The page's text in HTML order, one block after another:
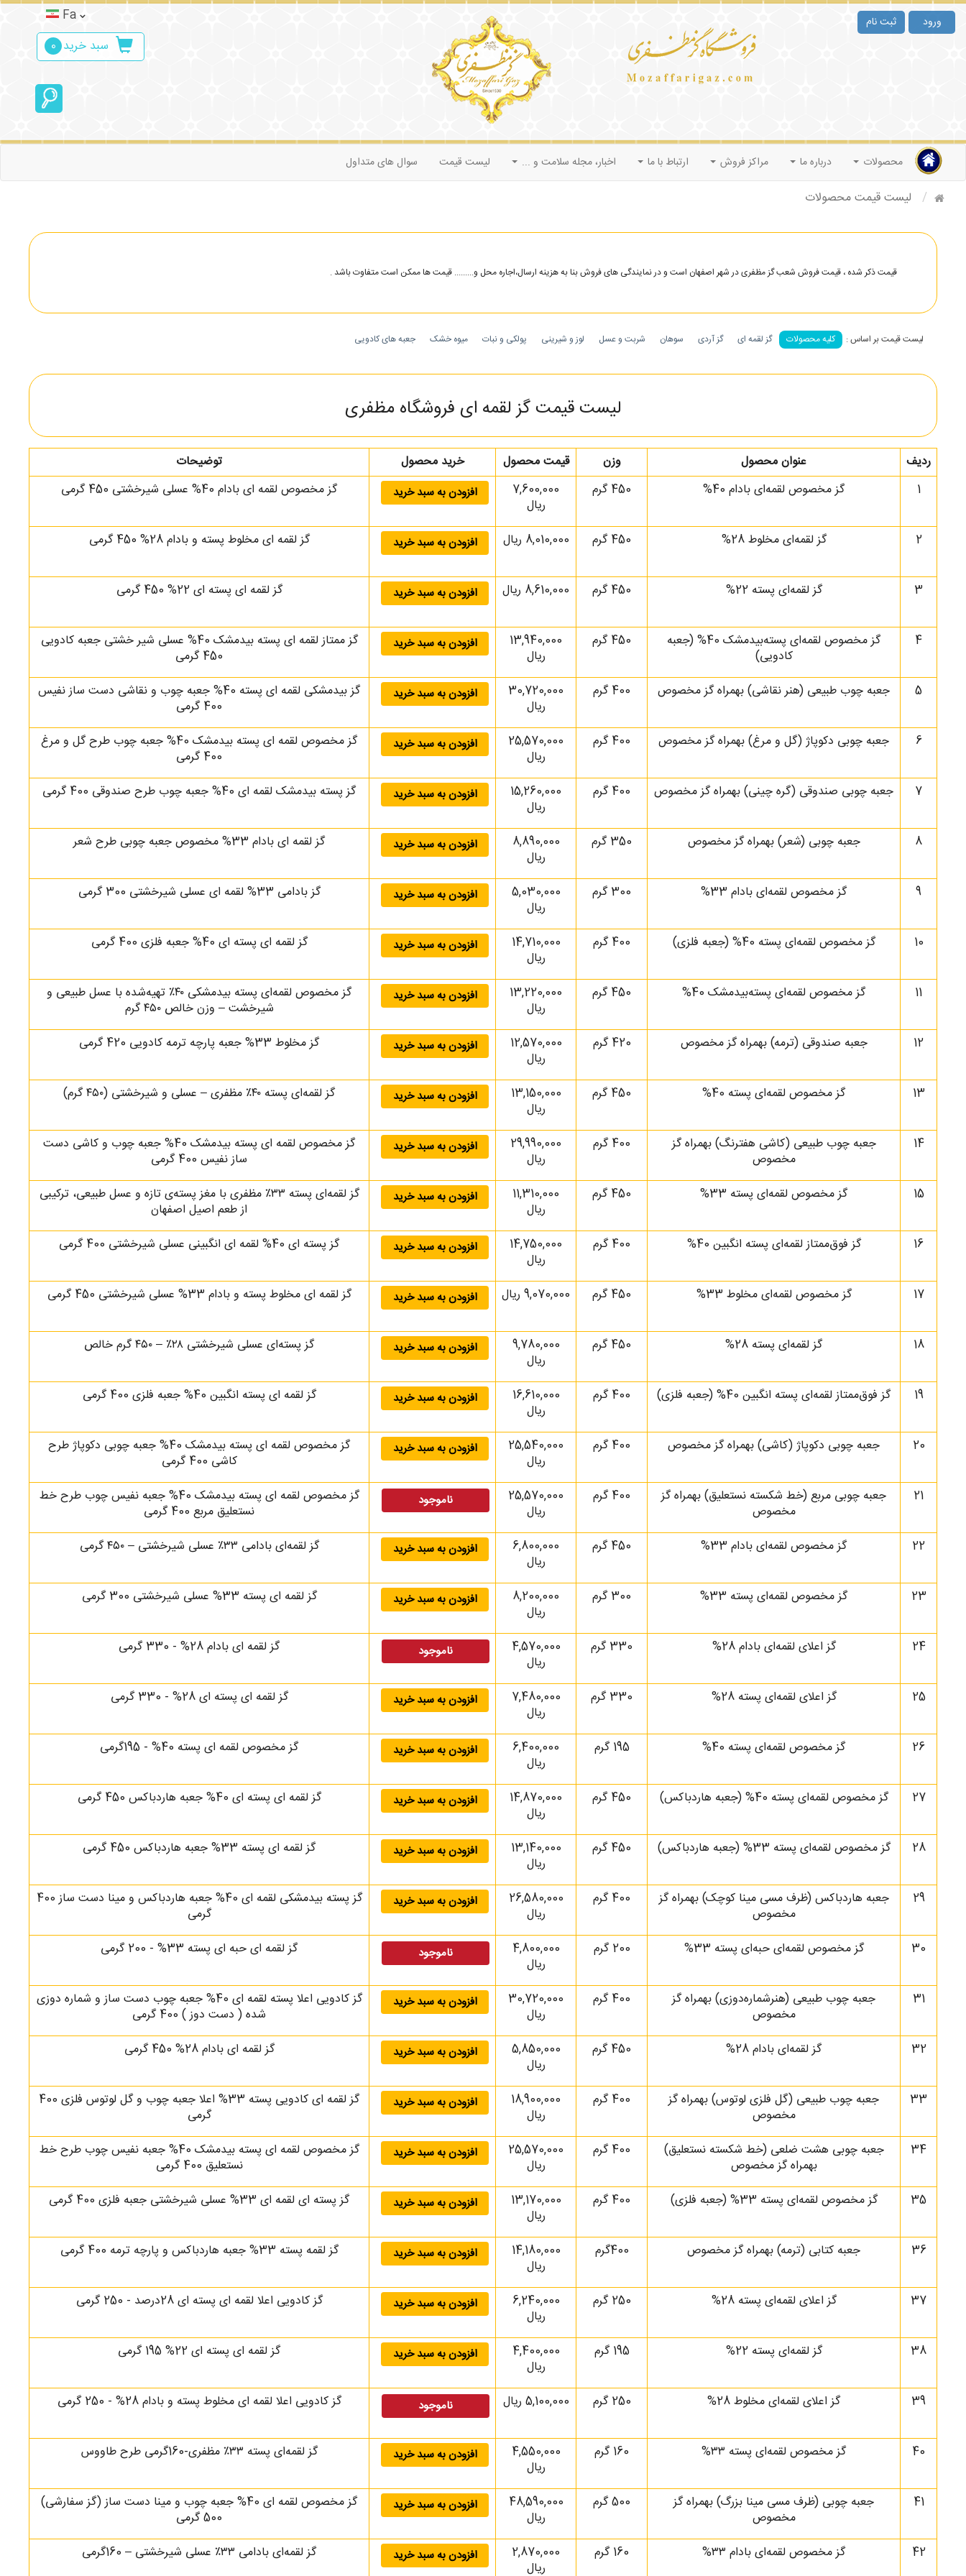
ورود ثبت نام
Fa
سبد خرید 0
محصولات درباره ما مراکز فروش ارتباط با ما اخبار، مجله سلامت و ... لیست قیمت سوال های متداول
لیست قیمت محصولات
قیمت ذکر شده ، قیمت فروش شعب گز مظفری در شهر اصفهان است و در نمایندگی های فروش بنا به هزینه ارسال،اجاره محل و......... قیمت ها ممکن است متفاوت باشد .
کلیه محصولات گز لقمه ای گز آردی سوهان شربت و عسل لوز و شیرینی پولکی و نبات میوه خشک جعبه های کادویی
لیست قیمت گز لقمه ای فروشگاه مظفری
ردیف عنوان محصول وزن قیمت محصول خرید محصول
توضیحات
1
گز مخصوص لقمه‌ای بادام 40% 450 گرم
7,600,000
ریال
افزودن به سبد خرید گز مخصوص لقمه ای بادام 40% عسلی شیرخشتی 450 گرمی
2 گز لقمه‌ای مخلوط 28% 450 گرم 8,010,000 ریال افزودن به سبد خرید گز لقمه ای مخلوط پسته و بادام 28% 450 گرمی
3 گز لقمه‌ای پسته 22% 450 گرم 8,610,000 ریال افزودن به سبد خرید گز لقمه ای پسته ای 22% 450 گرمی
4
گز مخصوص لقمه‌ای پسته‌بیدمشک 40% (جعبه
کادویی)
450 گرم
13,940,000
ریال
افزودن به سبد خرید
گز ممتاز لقمه ای پسته بیدمشک 40% عسلی شیر خشتی جعبه کادویی
450 گرمی
5
جعبه چوب طبیعی (هنر نقاشی) بهمراه گز مخصوص 400 گرم
30,720,000
ریال
افزودن به سبد خرید
گز بیدمشکی لقمه ای پسته 40% جعبه چوب و نقاشی دست ساز نفیس
400 گرمی
6
جعبه چوبی دکوپاژ (گل و مرغ) بهمراه گز مخصوص 400 گرم
25,570,000
ریال
افزودن به سبد خرید
گز مخصوص لقمه ای پسته بیدمشک 40% جعبه چوب طرح گل و مرغ
400 گرمی
7
جعبه چوبی صندوقی (گره چینی) بهمراه گز مخصوص 400 گرم
15,260,000
ریال
افزودن به سبد خرید گز پسته بیدمشک لقمه ای 40% جعبه چوب طرح صندوقی 400 گرمی
8 جعبه چوبی (شعر) بهمراه گز مخصوص 350 گرم
8,890,000
ریال
افزودن به سبد خرید گز لقمه ای بادام 33% مخصوص جعبه چوبی طرح شعر
9 گز مخصوص لقمه‌ای بادام 33% 300 گرم
5,030,000
ریال
افزودن به سبد خرید گز بادامی 33% لقمه ای عسلی شیرخشتی 300 گرمی
10 گز مخصوص لقمه‌ای پسته 40% (جعبه فلزی) 400 گرم
14,710,000
ریال
افزودن به سبد خرید گز لقمه ای پسته ای 40% جعبه فلزی 400 گرمی
11 گز مخصوص لقمه‌ای پسته‌بیدمشک 40% 450 گرم
13,220,000
ریال
افزودن به سبد خرید
گز مخصوص لقمه‌ای پسته بیدمشکی ۴۰٪ تهیه‌شده با عسل طبیعی و
شیرخشت – وزن خالص ۴۵۰ گرم
12
جعبه صندوقی (ترمه) بهمراه گز مخصوص 420 گرم
12,570,000
ریال
افزودن به سبد خرید گز مخلوط 33% جعبه پارچه ترمه کادویی 420 گرمی
13 گز مخصوص لقمه‌ای پسته 40% 450 گرم
13,150,000
ریال
افزودن به سبد خرید گز لقمه‌ای پسته ۴۰٪ مظفری – عسلی و شیرخشتی (۴۵۰ گرم)
14
جعبه چوب طبیعی (کاشی هفترنگ) بهمراه گز
مخصوص
400 گرم
29,990,000
ریال
افزودن به سبد خرید
گز مخصوص لقمه ای پسته بیدمشک 40% جعبه چوب و کاشی دست
ساز نفیس 400 گرمی
15
گز مخصوص لقمه‌ای پسته 33% 450 گرم
11,310,000
ریال
افزودن به سبد خرید
گز لقمه‌ای پسته ۳۳٪ مظفری با مغز پسته‌ی تازه و عسل طبیعی، ترکیبی
از طعم اصیل اصفهان
16
گز فوق‌ممتاز لقمه‌ای پسته انگبین 40% 400 گرم
14,750,000
ریال
افزودن به سبد خرید گز پسته ای 40% لقمه ای انگبینی عسلی شیرخشتی 400 گرمی
17 گز مخصوص لقمه‌ای مخلوط 33% 450 گرم 9,070,000 ریال افزودن به سبد خرید گز لقمه ای مخلوط پسته و بادام 33% عسلی شیرخشتی 450 گرمی
18 گز لقمه‌ای پسته 28% 450 گرم
9,780,000
ریال
افزودن به سبد خرید گز پسته‌ای عسلی شیرخشتی ۲۸٪ – ۴۵۰ گرم خالص
19 گز فوق‌ممتاز لقمه‌ای پسته انگبین 40% (جعبه فلزی) 400 گرم
16,610,000
ریال
افزودن به سبد خرید گز لقمه ای پسته انگبین 40% جعبه فلزی 400 گرمی
20 جعبه چوبی دکوپاژ (کاشی) بهمراه گز مخصوص 400 گرم
25,540,000
ریال
افزودن به سبد خرید
گز مخصوص لقمه ای پسته بیدمشک 40% جعبه چوبی دکوپاژ طرح
کاشی 400 گرمی
21
جعبه چوبی مربع (خط شکسته نستعلیق) بهمراه گز
مخصوص
400 گرم
25,570,000
ریال
ناموجود
گز مخصوص لقمه ای پسته بیدمشک 40% جعبه نفیس چوب طرح خط
نستعلیق مربع 400 گرمی
22
گز مخصوص لقمه‌ای بادام 33% 450 گرم
6,800,000
ریال
افزودن به سبد خرید گز لقمه‌ای بادامی ۳۳٪ عسلی شیرخشتی – ۴۵۰ گرمی
23 گز مخصوص لقمه‌ای پسته 33% 300 گرم
8,200,000
ریال
افزودن به سبد خرید گز لقمه ای پسته 33% عسلی شیرخشتی 300 گرمی
24 گز اعلای لقمه‌ای بادام 28% 330 گرم
4,570,000
ریال
ناموجود گز لقمه ای بادام 28% - 330 گرمی
25 گز اعلای لقمه‌ای پسته 28% 330 گرم
7,480,000
ریال
افزودن به سبد خرید گز لقمه ای پسته ای 28% - 330 گرمی
26 گز مخصوص لقمه‌ای پسته‌ 40% 195 گرم
6,400,000
ریال
افزودن به سبد خرید گز مخصوص لقمه ای پسته 40% - 195گرمی
27 گز مخصوص لقمه‌ای پسته 40% (جعبه هاردباکس) 450 گرم
14,870,000
ریال
افزودن به سبد خرید گز لقمه ای پسته ای 40% جعبه هاردباکس 450 گرمی
28 گز مخصوص لقمه‌ای پسته 33% (جعبه هاردباکس) 450 گرم
13,140,000
ریال
افزودن به سبد خرید گز لقمه ای پسته 33% جعبه هاردباکس 450 گرمی
29
جعبه هاردباکس (ظرف مسی مینا کوچک) بهمراه گز
مخصوص
400 گرم
26,580,000
ریال
افزودن به سبد خرید
گز پسته بیدمشکی لقمه ای 40% جعبه هاردباکس و مینا دست ساز 400
گرمی
30
گز مخصوص لقمه‌ای حبه‌ای پسته 33% 200 گرم
4,800,000
ریال
ناموجود گز لقمه ای حبه ای پسته 33% - 200 گرمی
31
جعبه چوب طبیعی (هنر‌‌شماره‌دوزی) بهمراه گز
مخصوص
400 گرم
30,720,000
ریال
افزودن به سبد خرید
گز کادویی اعلا پسته لقمه ای 40% جعبه چوب دست ساز و شماره دوزی
شده ( دست دوز ) 400 گرمی
32
گز لقمه‌ای بادام 28% 450 گرم
5,850,000
ریال
افزودن به سبد خرید گز لقمه ای بادام 28% 450 گرمی
33
جعبه چوب طبیعی (گل فلزی لوتوس) بهمراه گز
مخصوص
400 گرم
18,900,000
ریال
افزودن به سبد خرید
گز لقمه ای کادویی پسته 33% اعلا جعبه چوب و گل لوتوس فلزی 400
گرمی
34
جعبه چوبی هشت ضلعی (خط شکسته نستعلیق)
بهمراه گز مخصوص
400 گرم
25,570,000
ریال
افزودن به سبد خرید
گز مخصوص لقمه ای پسته بیدمشک 40% جعبه نفیس چوب طرح خط
نستعلیق 400 گرمی
35
گز مخصوص لقمه‌ای پسته 33% (جعبه فلزی) 400 گرم
13,170,000
ریال
افزودن به سبد خرید گز پسته ای لقمه ای 33% عسلی شیرخشتی جعبه فلزی 400 گرمی
36 جعبه کتابی (ترمه) بهمراه گز مخصوص 400گرم
14,180,000
ریال
افزودن به سبد خرید گز لقمه پسته 33% جعبه هاردباکس و پارچه ترمه 400 گرمی
37 گز اعلای لقمه‌ای پسته 28% 250 گرم
6,240,000
ریال
افزودن به سبد خرید گز کادویی اعلا لقمه ای پسته ای 28درصد - 250 گرمی
38 گز لقمه‌ای پسته 22% 195 گرم
4,400,000
ریال
افزودن به سبد خرید گز لقمه ای پسته ای 22% 195 گرمی
39 گز اعلای لقمه‌ای مخلوط 28% 250 گرم 5,100,000 ریال ناموجود گز کادویی اعلا لقمه ای مخلوط پسته و بادام 28% - 250 گرمی
40 گز مخصوص لقمه‌ای پسته‌ ۳۳% 160 گرم
4,550,000
ریال
افزودن به سبد خرید گز لقمه‌ای پسته ۳۳٪ مظفری-160گرمی طرح طاووس
41
جعبه چوبی (ظرف مسی مینا بزرگ) بهمراه گز
مخصوص
500 گرم
48,590,000
ریال
افزودن به سبد خرید
گز مخصوص لقمه ای 40% جعبه چوب و مینا دست ساز (گز سفارشی)
500 گرمی
42
گز مخصوص لقمه‌ای بادام ۳۳% 160 گرم
2,870,000
ریال
افزودن به سبد خرید گز لقمه‌ای بادامی ۳۳٪ عسلی شیرخشتی – 160گرمی